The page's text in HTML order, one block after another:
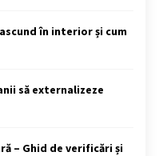
în interior și cum
să externalizeze
– Ghid de verificări și